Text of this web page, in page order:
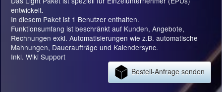
entwickelt.
In diesem Paket ist 1 Benutzer enthalten.
Funktionsumfang ist beschränkt auf Kunden, Angebote,
Rechnungen exkl. Automatisierungen wie z.B. automatische
Mahnungen, Daueraufträge und Kalendersync.
Inkl. Wiki Support
Bestell-Anfrage senden